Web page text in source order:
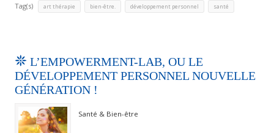
Tag(s) art thérapie bien-être. développement personnel santé
L’EMPOWERMENT-LAB, OU LE
DÉVELOPPEMENT PERSONNEL NOUVELLE
GÉNÉRATION !
Santé & Bien-être